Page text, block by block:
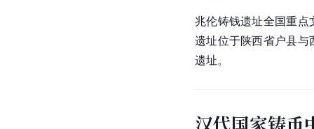
兆伦铸钱遗址全国重
遗址位于陕西省户县与
遗址。
汉代国家铸币